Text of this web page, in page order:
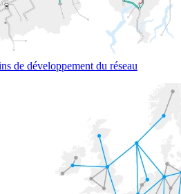
de développement du réseau